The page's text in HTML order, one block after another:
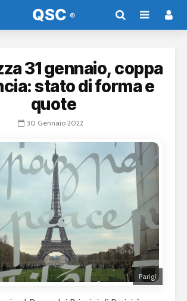
31 gennaio, coppa
stato di forma e
quote
30 Gennaio 2022
Parigi